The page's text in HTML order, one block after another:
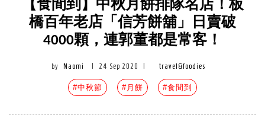
【食間到】中秋月餅排隊名店！板
橋百年老店「信芳餅舖」日賣破
4000顆，連郭董都是常客！
by Naomi 24 Sep 2020 travel&foodies
#中秋節 #月餅 #食間到